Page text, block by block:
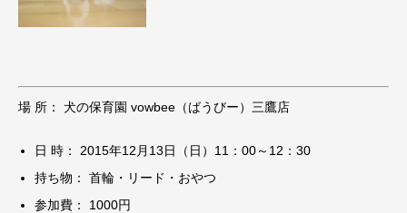
場 所： 犬の保育園 vowbee（ばうびー）三鷹店
日 時： 2015年12月13日（日）11：00～12：30
持ち物： 首輪・リード・おやつ
参加費： 1000円